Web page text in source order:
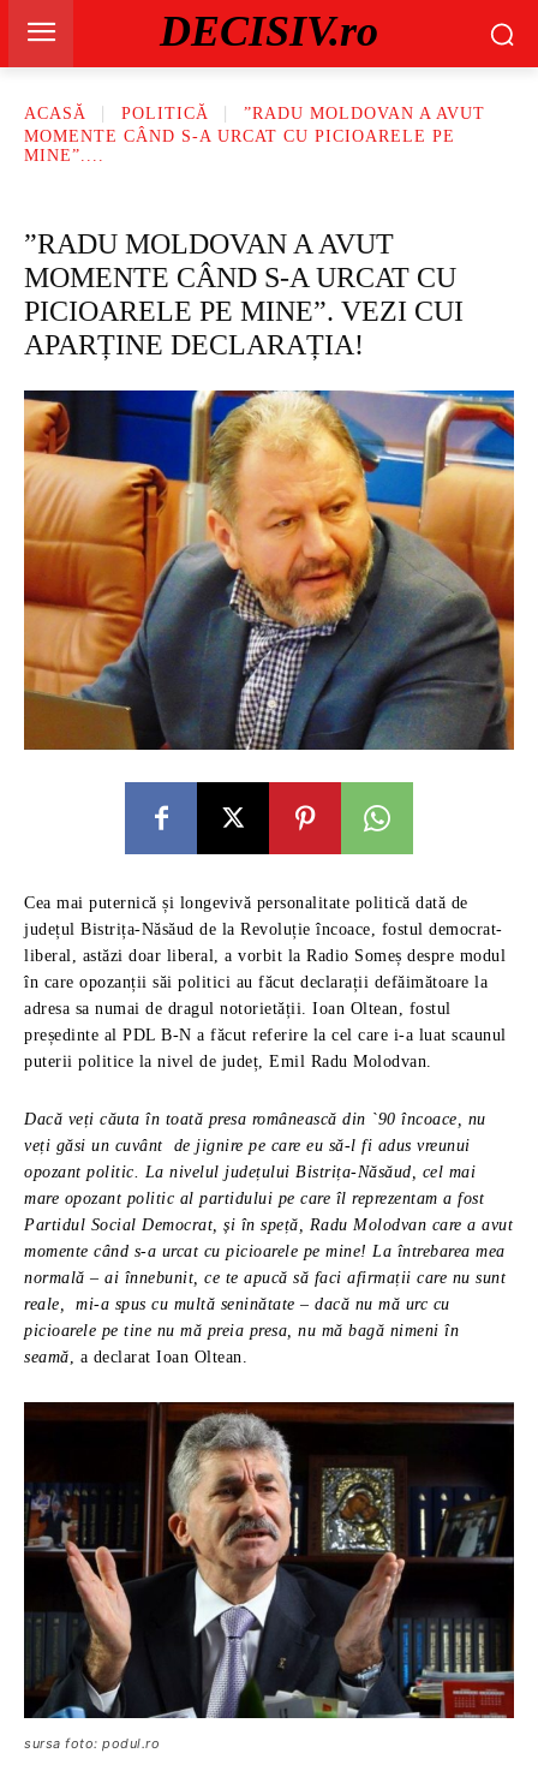
DECISIV.ro
ACASĂ POLITICĂ
”RADU MOLDOVAN A AVUT
MOMENTE CÂND S-A URCAT CU PICIOARELE PE
MINE”....
”RADU MOLDOVAN A AVUT
MOMENTE CÂND S-A URCAT CU
PICIOARELE PE MINE”. VEZI CUI
APARȚINE DECLARAȚIA!
Cea mai puternică și longevivă personalitate politică dată de
județul Bistrița-Năsăud de la Revoluție încoace, fostul democrat-
liberal, astăzi doar liberal, a vorbit la Radio Someș despre modul
în care opozanții săi politici au făcut declarații defăimătoare la
adresa sa numai de dragul notorietății. Ioan Oltean, fostul
președinte al PDL B-N a făcut referire la cel care i-a luat scaunul
puterii politice la nivel de județ, Emil Radu Molodvan.
Dacă veți căuta în toată presa românească din `90 încoace, nu
veți găsi un cuvânt de jignire pe care eu să-l fi adus vreunui
opozant politic. La nivelul județului Bistrița-Năsăud, cel mai
mare opozant politic al partidului pe care îl reprezentam a fost
Partidul Social Democrat, și în speță, Radu Molodvan care a avut
momente când s-a urcat cu picioarele pe mine! La întrebarea mea
normală – ai înnebunit, ce te apucă să faci afirmații care nu sunt
reale, mi-a spus cu multă seninătate – dacă nu mă urc cu
picioarele pe tine nu mă preia presa, nu mă bagă nimeni în
seamă, a declarat Ioan Oltean.
sursa foto: podul.ro